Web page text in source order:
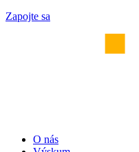
Zapojte sa
O nás